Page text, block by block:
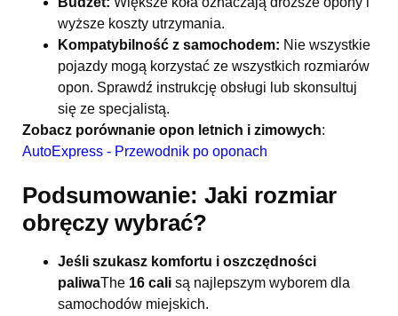
wyższe koszty utrzymania.
Kompatybilność z samochodem: Nie wszystkie
pojazdy mogą korzystać ze wszystkich rozmiarów
opon. Sprawdź instrukcję obsługi lub skonsultuj
się ze specjalistą.
Zobacz porównanie opon letnich i zimowych:
AutoExpress - Przewodnik po oponach
Podsumowanie: Jaki rozmiar
obręczy wybrać?
Jeśli szukasz komfortu i oszczędności
paliwaThe 16 cali są najlepszym wyborem dla
samochodów miejskich.